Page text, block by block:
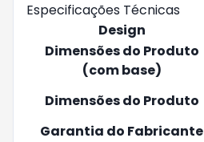
Especificações Técnicas
Design
Dimensões do Produto
(com base)
Dimensões do Produto
Garantia do Fabricante